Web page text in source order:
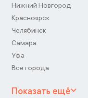
Нижний Новгород
Красноярск
Челябинск
Самара
Уфа
Все города
Показать ещё